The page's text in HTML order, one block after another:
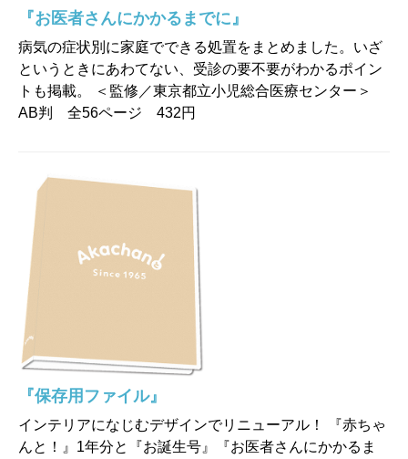
『お医者さんにかかるまでに』
病気の症状別に家庭でできる処置をまとめました。いざ
というときにあわてない、受診の要不要がわかるポイン
トも掲載。 ＜監修／東京都立小児総合医療センター＞
AB判 全56ページ 432円
『保存用ファイル』
インテリアになじむデザインでリニューアル！ 『赤ちゃ
んと！』1年分と『お誕生号』『お医者さんにかかるま